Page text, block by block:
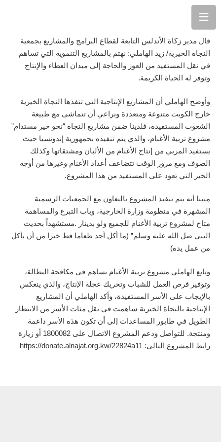
قال مدير زكاة الأندلس التابعة لقطاع البرامج والمشاريع بجمعية
النجاة الخيرية/ زيد الهاملي: نهتم بالمشاريع التنموية التي تساهم
في نقل المستفيد من العوز والحاجة إلى ميدان العطاء والإنتاج
وتوفر له الحياة الكريمة.
وأوضح الهاملي أن المشاريع الإنتاجية التي تنفذها النجاة الخيرية
خارج الكويت متنوعة ومتعددة ونراعي أن تتماشى مع طبيعة
الشعوب المستفيدة، فلدينا ضمن مشاريع النجاة “نحو خير مستدام”
مشروع تربية الأغنام، والذي يتم تنفيذه بجمهورية إندونسيا حيث
يستفيد المربي من إنتاج الأغنام من الألبان ومشتقاتها وكذلك
الصوف ومع مرور الوقت تتضاعف أعداد الأغنام وغيرها من أوجه
الخير التي تعود على المستفيد من هذا المشروع.
مبينا أنه يتم تنفيذ المشروع بالتعاون مع الجمعيات الرسمية
المشهرة في منظومة وزارة الخارجية، وباب التبرع والمساهمة
متاح لمشروع تربية الأغنام للجميع ولو بدينار .مستشهداً بحديث
النبي صل الله عليه وسلم” (ما أكل أحد طعاما قط خيرا من أن يأكل
من عمل يده)
وتابع الهاملي مشروع تربية الأغنام يساهم في مكافحة البطالة،
وتوفير فرص العمل للشباب وتحريك عجلة الإنتاج، والذي ينعكس
بالإيجاب على الأسر المستفيدة، وأكد الهاملي أن المشاريع
الإنتاجية بالنجاة الخيرية ساهمت في نقل مئات الأسر من الانتظار
الطويل في طابور المساعدات إلى أن تكون هذه الأسر داعمة
ومنتجة. للتواصل ودعم المشروع الاتصال على 1800082 أو زيارة
رابط المشروع التالي: https://donate.alnajat.org.kw/22824a11